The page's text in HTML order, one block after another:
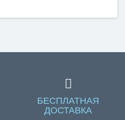
БЕСПЛАТНАЯ
ДОСТАВКА